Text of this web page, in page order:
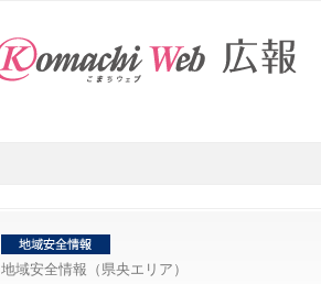
地域安全情報（県央エリア）